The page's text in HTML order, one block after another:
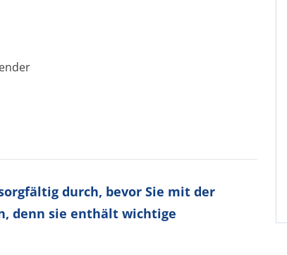
durch, bevor Sie mit der
denn sie enthält wichtige